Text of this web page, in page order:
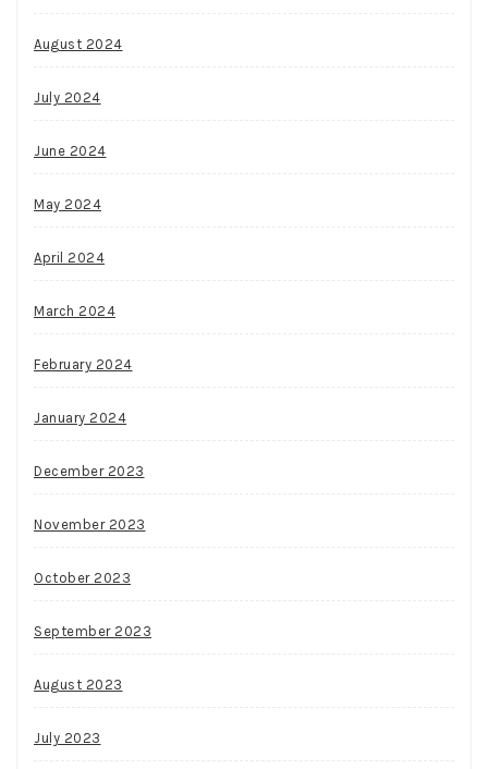
August 2024
July 2024
June 2024
May 2024
April 2024
March 2024
February 2024
January 2024
December 2023
November 2023
October 2023
September 2023
August 2023
July 2023